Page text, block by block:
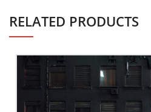
RELATED PRODUCTS